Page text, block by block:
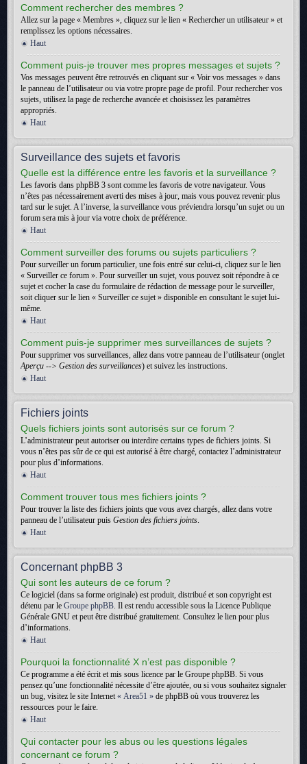
Comment rechercher des membres ?
Allez sur la page « Membres », cliquez sur le lien « Rechercher un utilisateur » et
remplissez les options nécessaires.
Haut
Comment puis-je trouver mes propres messages et sujets ?
Vos messages peuvent être retrouvés en cliquant sur « Voir vos messages » dans
le panneau de l’utilisateur ou via votre propre page de profil. Pour rechercher vos
sujets, utilisez la page de recherche avancée et choisissez les paramètres
appropriés.
Haut
Surveillance des sujets et favoris
Quelle est la différence entre les favoris et la surveillance ?
Les favoris dans phpBB 3 sont comme les favoris de votre navigateur. Vous
n’êtes pas nécessairement averti des mises à jour, mais vous pouvez revenir plus
tard sur le sujet. A l’inverse, la surveillance vous préviendra lorsqu’un sujet ou un
forum sera mis à jour via votre choix de préférence.
Haut
Comment surveiller des forums ou sujets particuliers ?
Pour surveiller un forum particulier, une fois entré sur celui-ci, cliquez sur le lien
« Surveiller ce forum ». Pour surveiller un sujet, vous pouvez soit répondre à ce
sujet et cocher la case du formulaire de rédaction de message pour le surveiller,
soit cliquer sur le lien « Surveiller ce sujet » disponible en consultant le sujet lui-
même.
Haut
Comment puis-je supprimer mes surveillances de sujets ?
Pour supprimer vos surveillances, allez dans votre panneau de l’utilisateur (onglet
Aperçu --> Gestion des surveillances) et suivez les instructions.
Haut
Fichiers joints
Quels fichiers joints sont autorisés sur ce forum ?
L’administrateur peut autoriser ou interdire certains types de fichiers joints. Si
vous n’êtes pas sûr de ce qui est autorisé à être chargé, contactez l’administrateur
pour plus d’informations.
Haut
Comment trouver tous mes fichiers joints ?
Pour trouver la liste des fichiers joints que vous avez chargés, allez dans votre
panneau de l’utilisateur puis Gestion des fichiers joints.
Haut
Concernant phpBB 3
Qui sont les auteurs de ce forum ?
Ce logiciel (dans sa forme originale) est produit, distribué et son copyright est
détenu par le Groupe phpBB. Il est rendu accessible sous la Licence Publique
Générale GNU et peut être distribué gratuitement. Consultez le lien pour plus
d’informations.
Haut
Pourquoi la fonctionnalité X n’est pas disponible ?
Ce programme a été écrit et mis sous licence par le Groupe phpBB. Si vous
pensez qu’une fonctionnalité nécessite d’être ajoutée, ou si vous souhaitez signaler
un bug, visitez le site Internet« Area51 » de phpBB où vous trouverez les
ressources pour le faire.
Haut
Qui contacter pour les abus ou les questions légales
concernant ce forum ?